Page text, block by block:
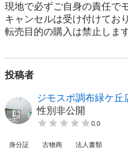
現地で必ずご⾃⾝の責任で
キャンセルは受け付けてお
転売⽬的の購⼊は禁⽌します
投稿者
ジモスポ調布緑ケ丘
性別非公開
0.0
身分証 古物商 法人書類